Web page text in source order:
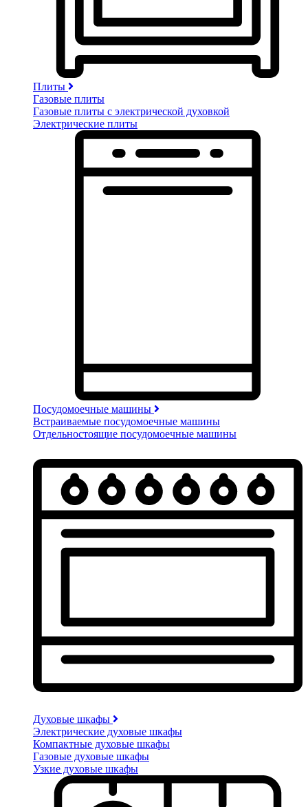
Плиты
Газовые плиты
Газовые плиты с электрической духовкой
Электрические плиты
Посудомоечные машины
Встраиваемые посудомоечные машины
Отдельностоящие посудомоечные машины
Духовые шкафы
Электрические духовые шкафы
Компактные духовые шкафы
Газовые духовые шкафы
Узкие духовые шкафы